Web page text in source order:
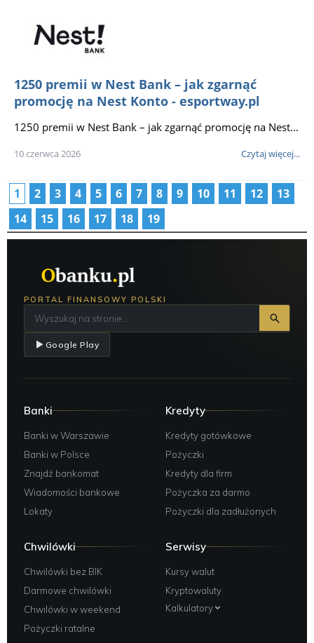
1250 premii w Nest Bank – jak zgarnąć
promocję na Nest Konto - esportway.pl
1250 premii w Nest Bank – jak zgarnąć promocję na Nest...
10 czerwca 2026 Czytaj więcej...
1 2 3 4 5 6 7 8 9 10 11 12
13
14
15 16 17 18 19
PORTAL FINANSOWY POLSKI
Google Play
Banki
Banki w Warszawie
Banki w Polsce
Znajdź bankomat
Wiadomości bankowe
Lokaty
Kredyty
Kredyty gotówkowe
Pożyczki
Kredyty dla firm
Pożyczka za darmo
Pożyczki dla zadłużonych
Chwilówki
Chwilówki bez BIK
Darmowe chwilówki
Chwilówki w weekend
Pożyczki ratalne
Serwisy
Kursy walut
Kryptowaluty
Kalkulatory